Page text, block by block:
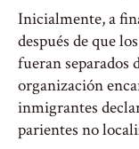
Inicialmente, a
después de que
fueran separados
organización
inmigrantes
parientes no